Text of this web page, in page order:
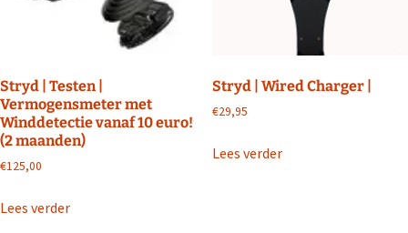
Stryd | Testen |
Vermogensmeter met
Winddetectie vanaf 10 euro!
(2 maanden)
€125,00
Lees verder
Stryd | Wired Charger |
€29,95
Lees verder